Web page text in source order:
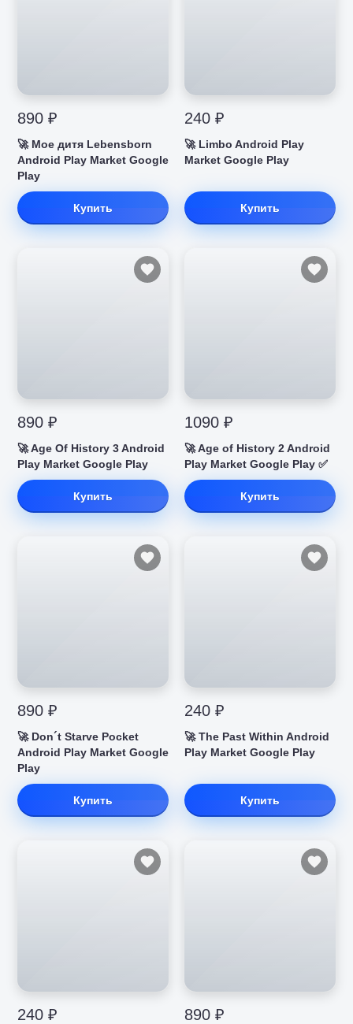
890 ₽
🚀 Мое дитя Lebensborn
Android Play Market Google
Play
Купить
240 ₽
🚀 Limbo Android Play
Market Google Play
Купить
890 ₽
🚀 Age Of History 3 Android
Play Market Google Play
Купить
1090 ₽
🚀 Age of History 2 Android
Play Market Google Play ✅
Купить
890 ₽
🚀 Don´t Starve Pocket
Android Play Market Google
Play
Купить
240 ₽
🚀 The Past Within Android
Play Market Google Play
Купить
240 ₽ 890 ₽